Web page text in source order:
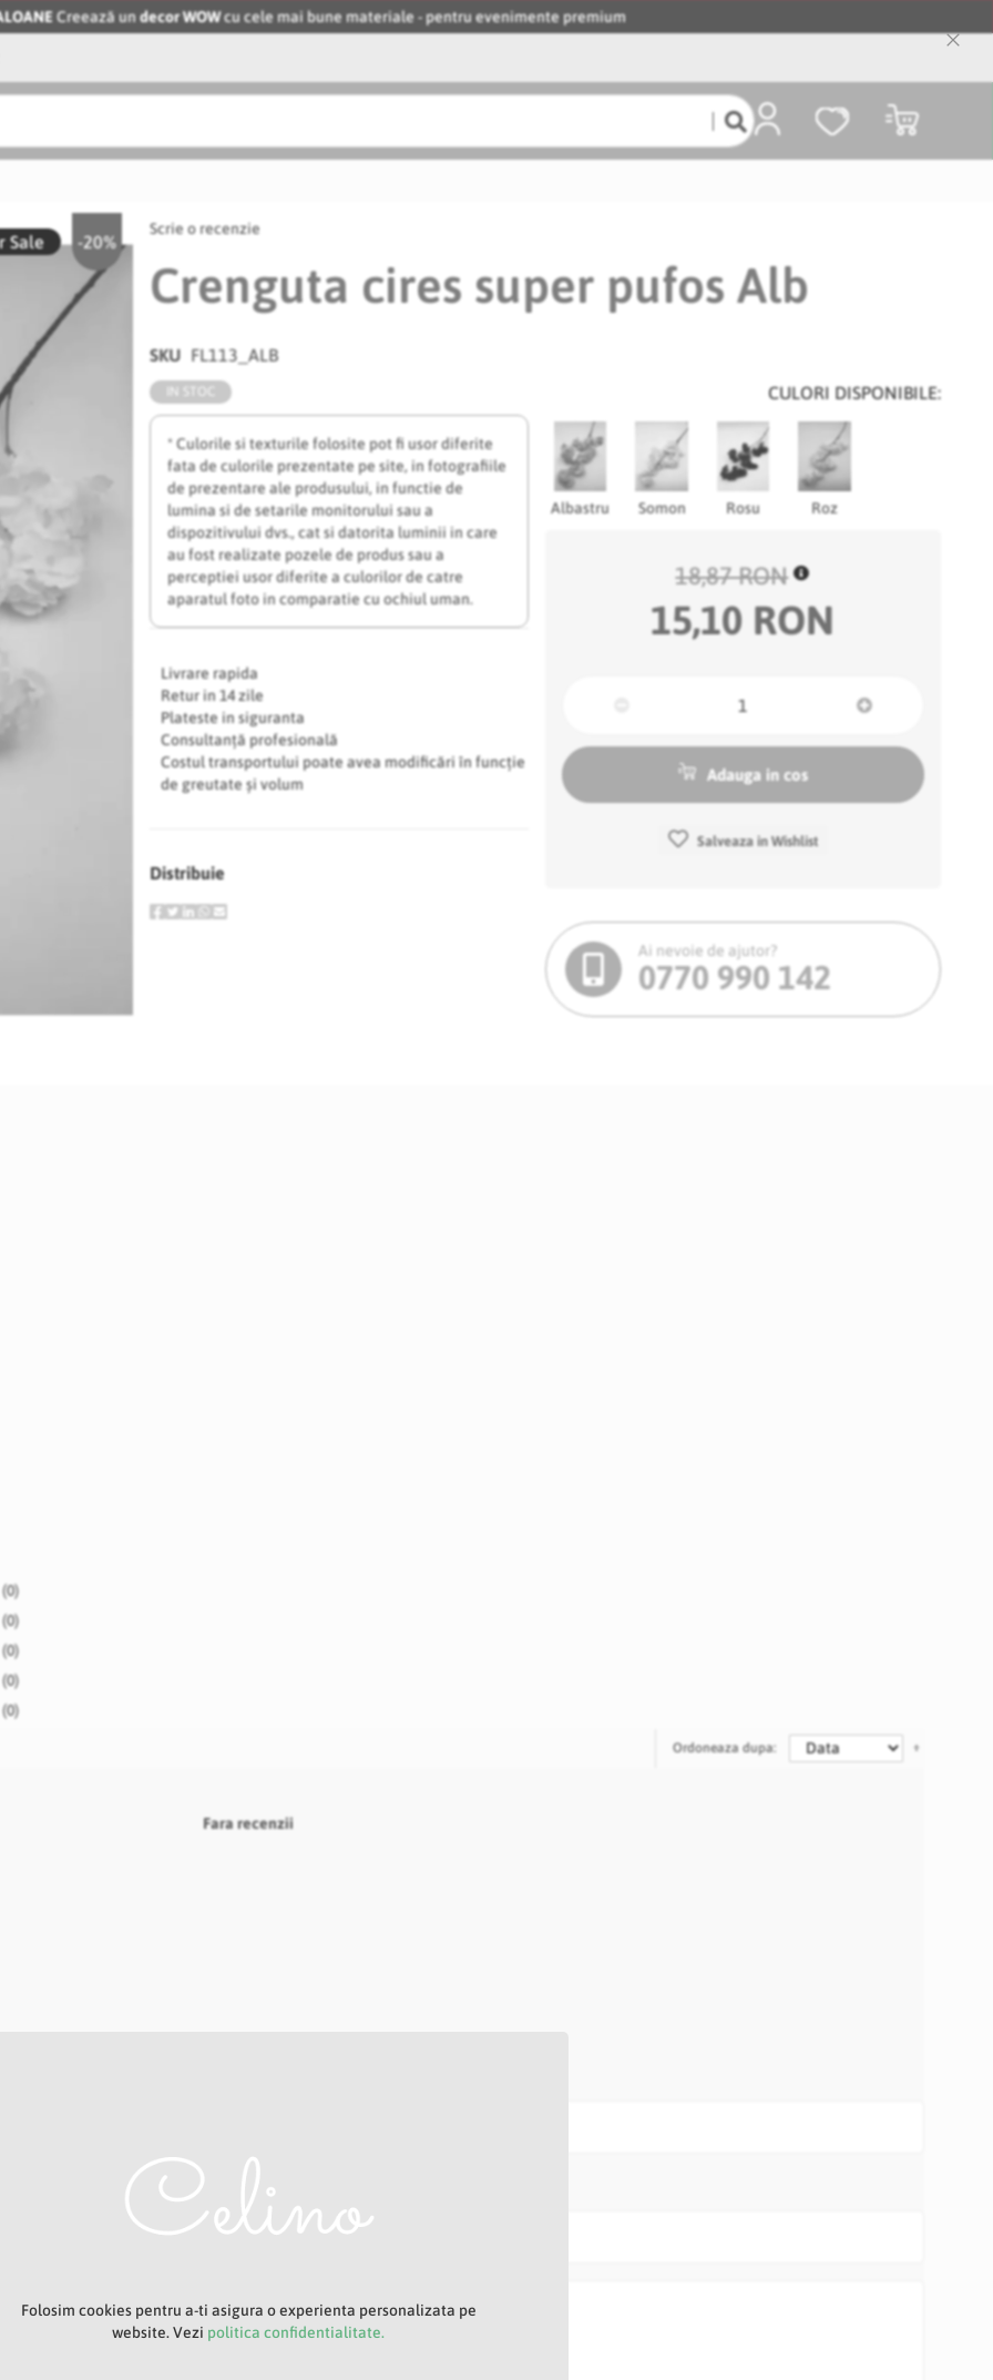
Creează undecor WOWcu cele mai bune materiale - pentru evenimente premium
Coșul meu
-20%
Sale
Scrie o recenzie
Crenguta cires super pufos Alb
SKU FL113_ALB
* Culorile si texturile folosite pot fi usor diferite
fata de culorile prezentate pe site, in fotografiile
de prezentare ale produsului, in functie de
lumina si de setarile monitorului sau a
dispozitivului dvs., cat si datorita luminii in care
au fost realizate pozele de produs sau a
perceptiei usor diferite a culorilor de catre
aparatul foto in comparatie cu ochiul uman.
Livrare rapida
Retur in 14 zile
Plateste in siguranta
Consultanță profesională
Costul transportului poate avea modificări în funcție
de greutate și volum
Distribuie
CULORI DISPONIBILE:
Albastru Somon Rosu Roz
18,87 RON
15,10 RON
Adauga in cos
Salveaza in Wishlist
Ai nevoie de ajutor?
0770 990 142
Ordoneaza dupa:
Fara recenzii
Folosim cookies pentru a-ti asigura o experienta personalizata pe
website. Vezi politica confidentialitate.